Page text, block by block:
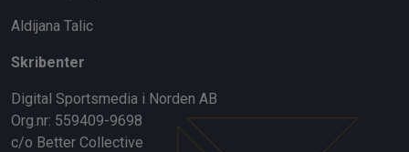
Aldijana Talic
Skribenter
Digital Sportsmedia i Norden AB
Org.nr: 559409-9698
c/o Better Collective